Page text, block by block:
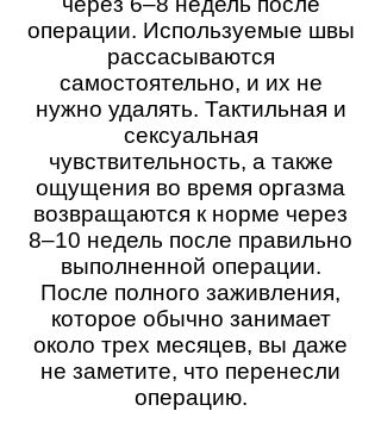
операции. Используемые швы
рассасываются
самостоятельно, и их не
нужно удалять. Тактильная и
сексуальная
чувствительность, а также
ощущения во время оргазма
возвращаются к норме через
8–10 недель после правильно
выполненной операции.
После полного заживления,
которое обычно занимает
около трех месяцев, вы даже
не заметите, что перенесли
операцию.